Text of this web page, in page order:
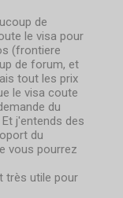
de
le visa pour
(frontiere
de forum, et
tout les prix
le visa coute
du
j'entends des
du
vous pourrez
très utile pour